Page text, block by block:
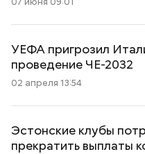
УЕФА пригрозил
проведение ЧЕ-2032
02 апреля 13:54
Эстонские клубы
прекратить выплаты